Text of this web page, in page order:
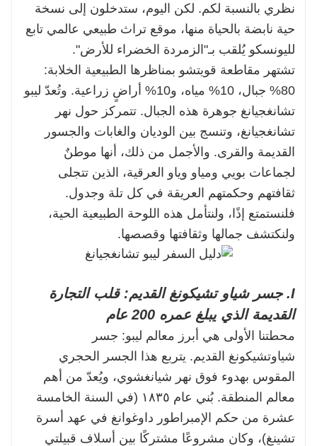
نظري بالنسبة لكم. لكن اليوم، ستدخلون إلى نسخة
حية نابضة بالحياة منها، موقع تراث طبيعي عالمي تابع
لليونسكو يُلقب بـ"الزمردة الخضراء للأرض".
تشتهر مقاطعة قويتشو بمناظرها الطبيعية الخلابة:
80% جبال، 10% مياه، و10% أراضٍ زراعية. وتُعدّ ليبو
تشانغجيانغ جوهرة هذه الجبال. تتمركز حول نهر
تشانغجيانغ، وتنسج بين الوديان والغابات والجسور
القديمة والقرى. والأجمل من ذلك، أنها موطنٌ
لجماعات بويي ومياو وياو العرقية، الذين تتجلى
ثقافتهم وحكمتهم العريقة في كل تلة وجدول.
فلنستمتع إذًا، ولنتأمل هذه اللوحة الطبيعية الحية،
ولنكتشف جمالها وثقافتها وقصصها.
I. جسر شياو تشيكونغ القديم: قلب التجارة
القديمة الذي يبلغ عمره 200 عام
محطتنا الأولى هي أبرز معالم ليبو: جسر
شياوتشيكونغ القديم. يتربع هذا الجسر الحجري
المقوس بهدوء فوق نهر شيانغشوي، ويُعدّ من أهم
معالم المنطقة. بُني عام ١٨٣٥ (في السنة الخامسة
عشرة من حكم الإمبراطور داوغوانغ في عهد أسرة
تشينغ)، وكان مشروعًا مشتركًا بين أسلاف قبيلتي